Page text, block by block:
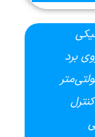
برد